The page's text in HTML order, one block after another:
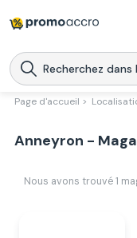
Magasins
Produits
Promoaccro
Page d'accueil >
Anneyron -
Nous avons trouvé 1